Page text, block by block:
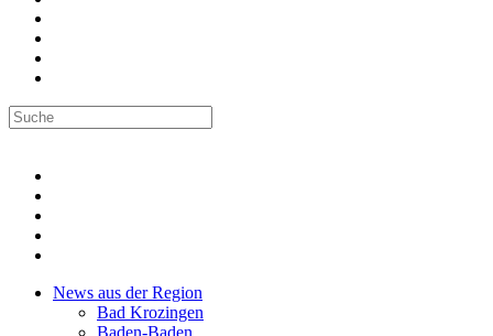
News aus der Region
Bad Krozingen
Baden-Baden